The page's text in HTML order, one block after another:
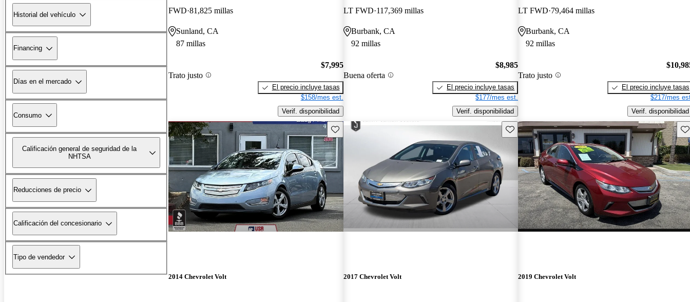
Historial del vehículo
Financing
Días en el mercado
Consumo
Calificación general de seguridad de la
NHTSA
Reducciones de precio
Calificación del concesionario
Tipo de vendedor
FWD 81,825 millas
Sunland, CA
87 millas
Trato justo
$7,995
El precio incluye tasas
$158/mes est.
Verif. disponibilidad
LT FWD 117,369 millas
Burbank, CA
92 millas
Buena oferta
$8,985
El precio incluye tasas
$177/mes est.
Verif. disponibilidad
LT FWD 79,464 millas
Burbank, CA
92 millas
Trato justo
El precio incluye tasas
$217/mes
Verif. disponibilidad
Guarda este Aviso
2014 Chevrolet Volt
Guarda este Aviso
2017 Chevrolet Volt 2019 Chevrolet Volt